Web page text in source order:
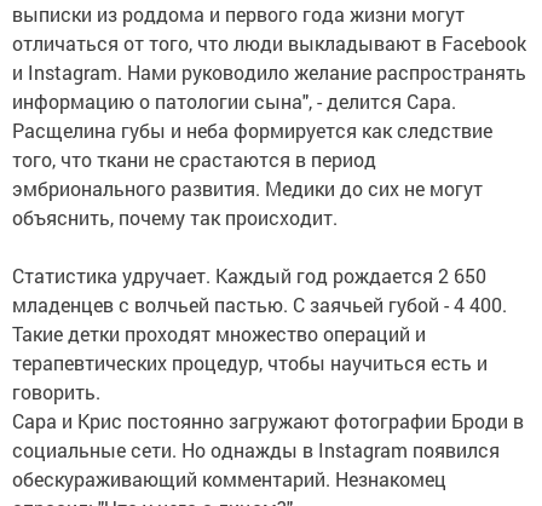
выписки из роддома и первого года жизни могут
отличаться от того, что люди выкладывают в Facebook
и Instagram. Нами руководило желание распространять
информацию о патологии сына", - делится Сара.
Расщелина губы и неба формируется как следствие
того, что ткани не срастаются в период
эмбрионального развития. Медики до сих не могут
объяснить, почему так происходит.
Статистика удручает. Каждый год рождается 2 650
младенцев с волчьей пастью. С заячьей губой - 4 400.
Такие детки проходят множество операций и
терапевтических процедур, чтобы научиться есть и
говорить.
Сара и Крис постоянно загружают фотографии Броди в
социальные сети. Но однажды в Instagram появился
обескураживающий комментарий. Незнакомец